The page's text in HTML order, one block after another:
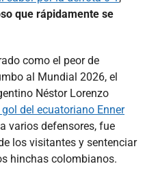
que rápidamente se
como el peor de
al Mundial 2026, el
Néstor Lorenzo
gol del ecuatoriano Enner
varios defensores, fue
los visitantes y sentenciar
hinchas colombianos.